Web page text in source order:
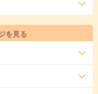
を見る